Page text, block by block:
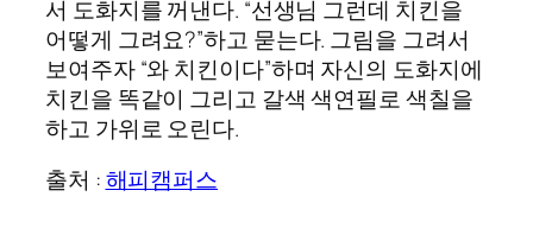
서 도화지를 꺼낸다. “선생님 그런데 치킨을
어떻게 그려요?”하고 묻는다. 그림을 그려서
보여주자 “와 치킨이다”하며 자신의 도화지에
치킨을 똑같이 그리고 갈색 색연필로 색칠을
하고 가위로 오린다.
출처 :해피캠퍼스